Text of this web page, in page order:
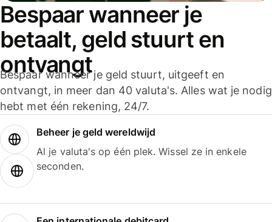
Bespaar wanneer je
betaalt, geld stuurt en
ontvangt
Bespaar wanneer je geld stuurt, uitgeeft en
ontvangt, in meer dan 40 valuta's. Alles wat je nodig
hebt met één rekening, 24/7.
Beheer je geld wereldwijd
Al je valuta's op één plek. Wissel ze in enkele
seconden.